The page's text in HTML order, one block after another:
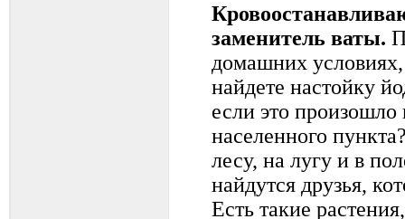
заменитель ваты.
домашних
найдете настойку
если это произошло
населенного
лесу, на лугу и в
найдутся друзья,
Есть такие